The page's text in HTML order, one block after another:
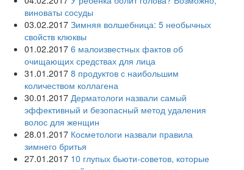
виноваты сосуды
03.02.2017 Зимняя волшебница: 5 необычных
свойств клюквы
01.02.2017 6 малоизвестных фактов об
очищающих средствах для лица
31.01.2017 8 продуктов с наибольшим
количеством коллагена
30.01.2017 Дерматологи назвали самый
эффективный и безопасный метод удаления
волос для женщин
28.01.2017 Косметологи назвали правила
зимнего бритья
27.01.2017 10 глупых бьюти-советов, которые